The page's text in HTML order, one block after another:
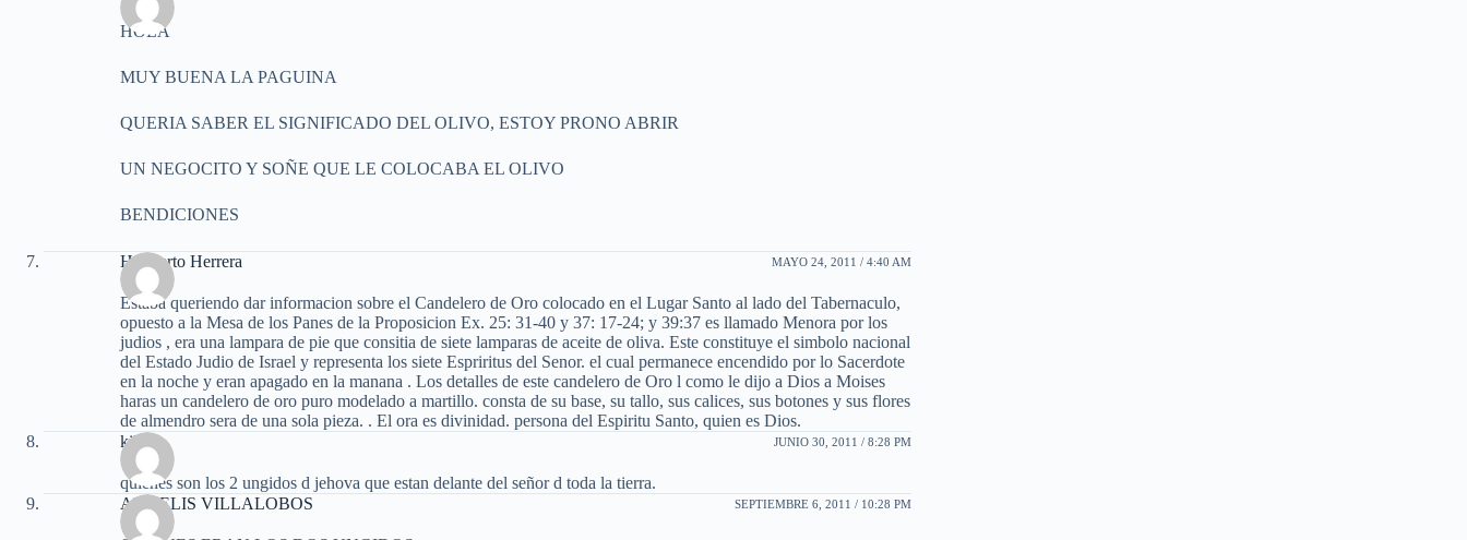
HOLA
MUY BUENA LA PAGUINA
QUERIA SABER EL SIGNIFICADO DEL OLIVO, ESTOY PRONO ABRIR
UN NEGOCITO Y SOÑE QUE LE COLOCABA EL OLIVO
BENDICIONES
Heriberto Herrera MAYO 24, 2011 / 4:40 AM
Estaba queriendo dar informacion sobre el Candelero de Oro colocado en el Lugar Santo al lado del Tabernaculo,
opuesto a la Mesa de los Panes de la Proposicion Ex. 25: 31-40 y 37: 17-24; y 39:37 es llamado Menora por los
judios , era una lampara de pie que consitia de siete lamparas de aceite de oliva. Este constituye el simbolo nacional
del Estado Judio de Israel y representa los siete Espriritus del Senor. el cual permanece encendido por lo Sacerdote
en la noche y eran apagado en la manana . Los detalles de este candelero de Oro l como le dijo a Dios a Moises
haras un candelero de oro puro modelado a martillo. consta de su base, su tallo, sus calices, sus botones y sus flores
de almendro sera de una sola pieza. . El ora es divinidad. persona del Espiritu Santo, quien es Dios.
kikin.
JUNIO 30, 2011 / 8:28 PM
quienes son los 2 ungidos d jehova que estan delante del señor d toda la tierra.
ANYELIS VILLALOBOS
SEPTIEMBRE 6, 2011 / 10:28 PM